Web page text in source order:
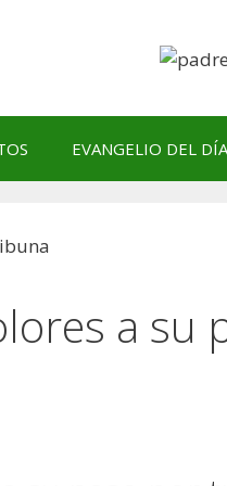
EVANGELIO DEL DÍA
a su